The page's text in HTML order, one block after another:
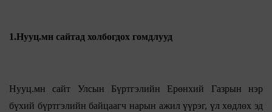
1.Нууц.мн сайтад холбогдох гомдлууд
Нууц.мн сайт Улсын Бүртгэлийн Ерөнхий Газрын нэр
бүхий бүртгэлийн байцаагч нарын ажил үүрэг, үл хөдлөх эд